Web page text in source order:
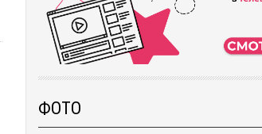
ФОТО